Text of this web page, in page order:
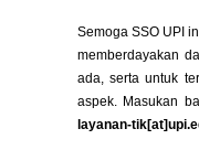
Semoga SSO UPI
memberdayakan
ada, serta untuk
aspek. Masukan
layanan-